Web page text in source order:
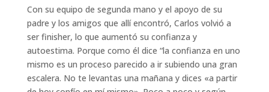
Con su equipo de segunda mano y el apoyo de su
padre y los amigos que allí encontró, Carlos volvió a
ser finisher, lo que aumentó su confianza y
autoestima. Porque como él dice “la confianza en uno
mismo es un proceso parecido a ir subiendo una gran
escalera. No te levantas una mañana y dices «a partir